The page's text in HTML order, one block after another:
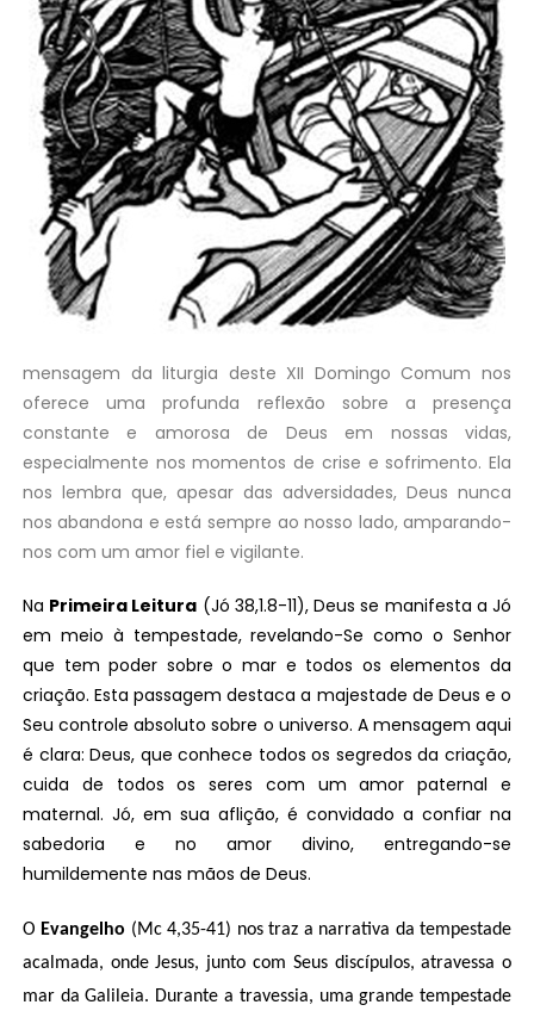
mensagem da liturgia deste XII Domingo Comum nos
oferece uma profunda reflexão sobre a presença
constante e amorosa de Deus em nossas vidas,
especialmente nos momentos de crise e sofrimento. Ela
nos lembra que, apesar das adversidades, Deus nunca
nos abandona e está sempre ao nosso lado, amparando-
nos com um amor fiel e vigilante.
Na Primeira Leitura (Jó 38,1.8-11), Deus se manifesta a Jó
em meio à tempestade, revelando-Se como o Senhor
que tem poder sobre o mar e todos os elementos da
criação. Esta passagem destaca a majestade de Deus e o
Seu controle absoluto sobre o universo. A mensagem aqui
é clara: Deus, que conhece todos os segredos da criação,
cuida de todos os seres com um amor paternal e
maternal. Jó, em sua aflição, é convidado a confiar na
sabedoria e no amor divino, entregando-se
humildemente nas mãos de Deus.
O Evangelho (Mc 4,35-41) nos traz a narrativa da tempestade
acalmada, onde Jesus, junto com Seus discípulos, atravessa o
mar da Galileia. Durante a travessia, uma grande tempestade